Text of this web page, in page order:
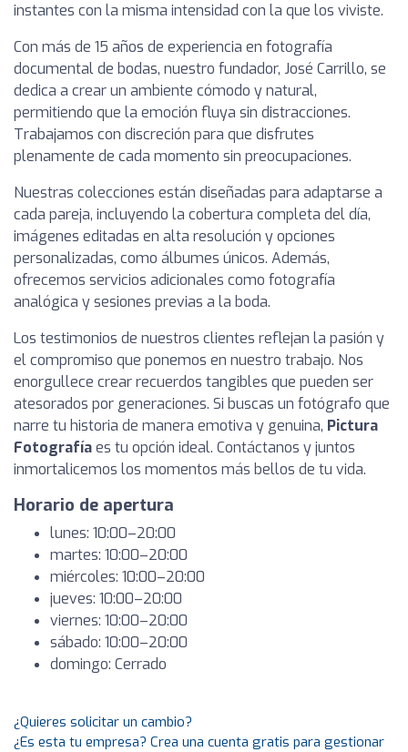
instantes con la misma intensidad con la que los viviste.
Con más de 15 años de experiencia en fotografía
documental de bodas, nuestro fundador, José Carrillo, se
dedica a crear un ambiente cómodo y natural,
permitiendo que la emoción fluya sin distracciones.
Trabajamos con discreción para que disfrutes
plenamente de cada momento sin preocupaciones.
Nuestras colecciones están diseñadas para adaptarse a
cada pareja, incluyendo la cobertura completa del día,
imágenes editadas en alta resolución y opciones
personalizadas, como álbumes únicos. Además,
ofrecemos servicios adicionales como fotografía
analógica y sesiones previas a la boda.
Los testimonios de nuestros clientes reflejan la pasión y
el compromiso que ponemos en nuestro trabajo. Nos
enorgullece crear recuerdos tangibles que pueden ser
atesorados por generaciones. Si buscas un fotógrafo que
narre tu historia de manera emotiva y genuina, Pictura
Fotografíaes tu opción ideal. Contáctanos y juntos
inmortalicemos los momentos más bellos de tu vida.
Horario de apertura
lunes: 10:00–20:00
martes: 10:00–20:00
miércoles: 10:00–20:00
jueves: 10:00–20:00
viernes: 10:00–20:00
sábado: 10:00–20:00
domingo: Cerrado
¿Quieres solicitar un cambio?
¿Es esta tu empresa? Crea una cuenta gratis para gestionar